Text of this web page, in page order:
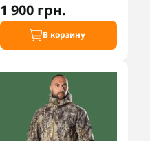
1 900 грн.
В корзину